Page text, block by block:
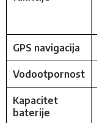
GPS navigacija
Vodootpornost
Kapacitet
baterije